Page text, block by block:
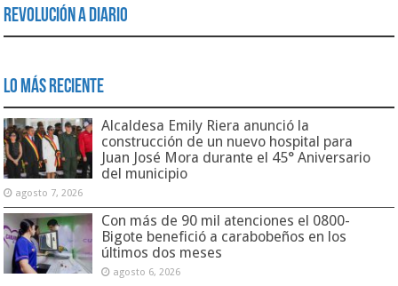
Revolución a Diario
Lo Más Reciente
Alcaldesa Emily Riera anunció la
construcción de un nuevo hospital para
Juan José Mora durante el 45° Aniversario
del municipio
agosto 7, 2026
Con más de 90 mil atenciones el 0800-
Bigote benefició a carabobeños en los
últimos dos meses
agosto 6, 2026